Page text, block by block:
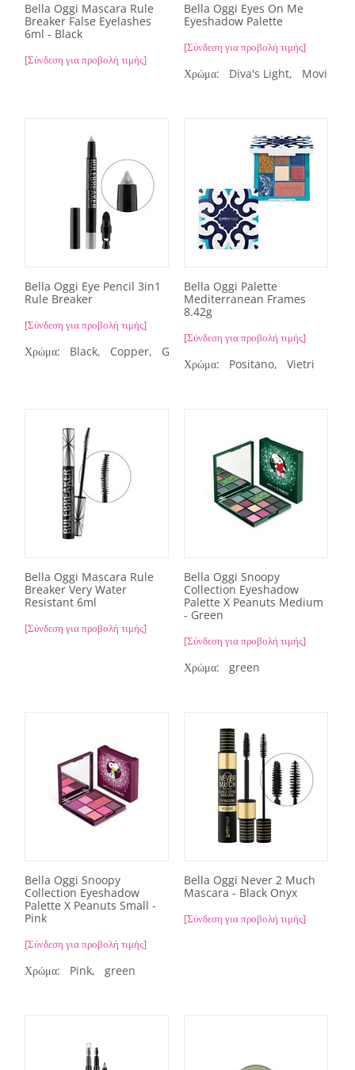
Bella Oggi Mascara Rule
Breaker False Eyelashes
6ml - Black
[Σύνδεση για προβολή τιμής]
Bella Oggi Eyes On Me
Eyeshadow Palette
[Σύνδεση για προβολή τιμής]
Χρώμα: Diva's Light, Movie
Bella Oggi Eye Pencil 3in1
Rule Breaker
[Σύνδεση για προβολή τιμής]
Χρώμα: Black, Copper, Green Forest,
Bella Oggi Palette
Mediterranean Frames
8.42g
[Σύνδεση για προβολή τιμής]
Χρώμα: Positano, Vietri
Bella Oggi Mascara Rule
Breaker Very Water
Resistant 6ml
[Σύνδεση για προβολή τιμής]
Bella Oggi Snoopy
Collection Eyeshadow
Palette X Peanuts Medium
- Green
[Σύνδεση για προβολή τιμής]
Χρώμα: green
Bella Oggi Snoopy
Collection Eyeshadow
Palette X Peanuts Small -
Pink
[Σύνδεση για προβολή τιμής]
Χρώμα: Pink, green
Bella Oggi Never 2 Much
Mascara - Black Onyx
[Σύνδεση για προβολή τιμής]